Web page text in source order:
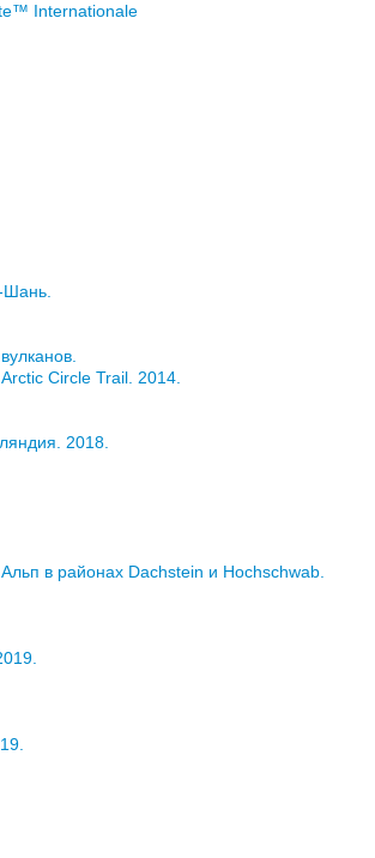
Internationale
Шань.
Circle Trail. 2014.
2018.
в районах Dachstein и Hochschwab.